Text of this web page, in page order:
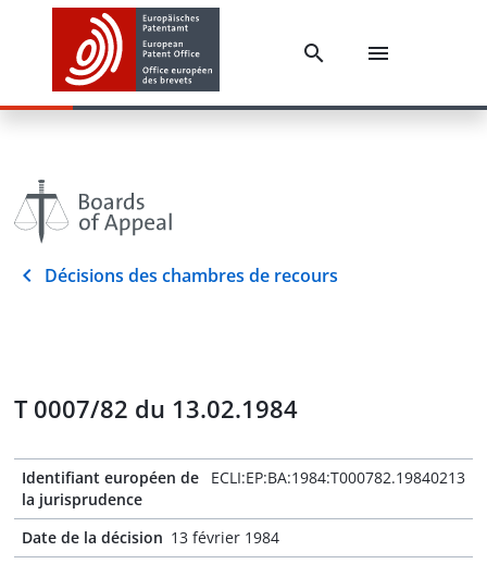
Décisions des chambres de recours
T 0007/82 du 13.02.1984
Identifiant européen de
la jurisprudence
ECLI:EP:BA:1984:T000782.19840213
Date de la décision 13 février 1984